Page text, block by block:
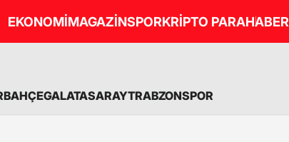
EKONOMİMAGAZİNSPORKRİPTO PARAHABER
GALATASARAYTRABZONSPOR